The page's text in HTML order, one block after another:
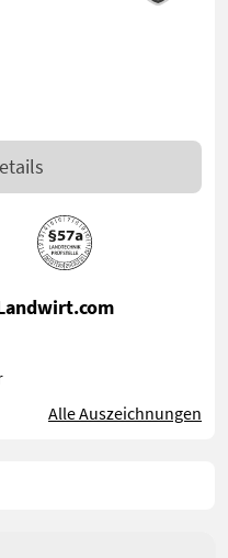
Alle Auszeichnungen